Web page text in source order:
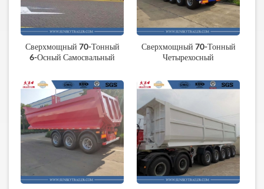
Сверхмощный 70-Тонный
6-Осный Самосвальный
Сверхмощный 70-Тонный
Четырехосный